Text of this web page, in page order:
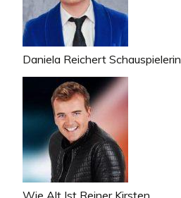
Daniela Reichert Schauspielerin
Wie Alt Ist Reiner Kirsten